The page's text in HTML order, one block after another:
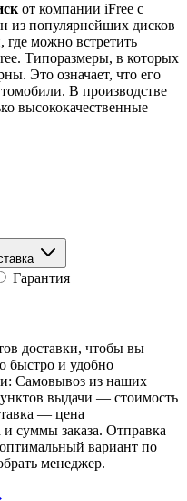
от компании iFree с
из популярнейших дисков
можно встретить
Типоразмеры, в которых
Это означает, что его
В производстве
высококачественные
Гарантия
доставки, чтобы вы
быстро и удобно
Самовывоз из наших
выдачи — стоимость
— цена
и суммы заказа. Отправка
вариант по
менеджер.